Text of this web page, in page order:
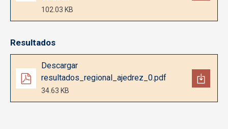
102.03 KB
Resultados
Documento
Descargar
resultados_regional_ajedrez_0.pdf
34.63 KB